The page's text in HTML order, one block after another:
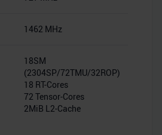
1462 MHz
18SM
(2304SP/72TMU/32ROP)
18 RT-Cores
72 Tensor-Cores
2MiB L2-Cache